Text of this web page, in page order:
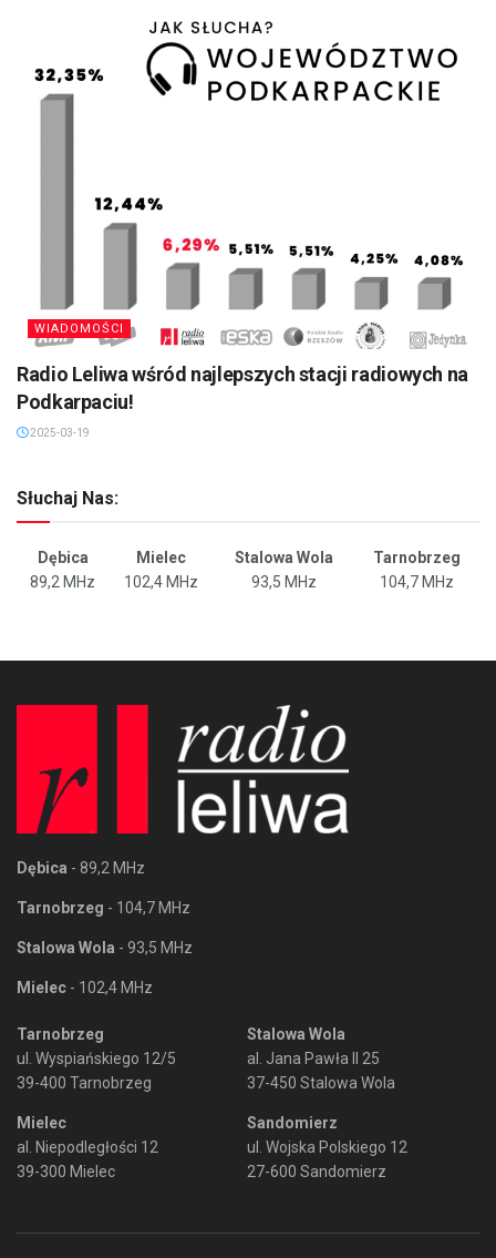
WIADOMOŚCI
Radio Leliwa wśród najlepszych stacji radiowych na
Podkarpaciu!
2025-03-19
Słuchaj Nas:
Dębica Mielec Stalowa Wola
Tarnobrzeg
89,2 MHz
102,4 MHz 93,5 MHz 104,7 MHz
Dębica - 89,2 MHz
Tarnobrzeg - 104,7 MHz
Stalowa Wola - 93,5 MHz
Mielec - 102,4 MHz
Tarnobrzeg
ul. Wyspiańskiego 12/5
39-400 Tarnobrzeg
Mielec
al. Niepodległości 12
39-300 Mielec
Stalowa Wola
al. Jana Pawła II 25
37-450 Stalowa Wola
Sandomierz
ul. Wojska Polskiego 12
27-600 Sandomierz